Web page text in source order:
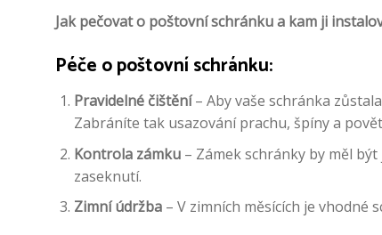
Jak pečovat o poštovní schránku a kam ji
Péče o poštovní schránku:
Pravidelné čištění– Aby vaše schránka
Zabráníte tak usazování prachu, špíny a
Kontrola zámku– Zámek schránky by měl
zaseknutí.
Zimní údržba– V zimních měsících je vhodné